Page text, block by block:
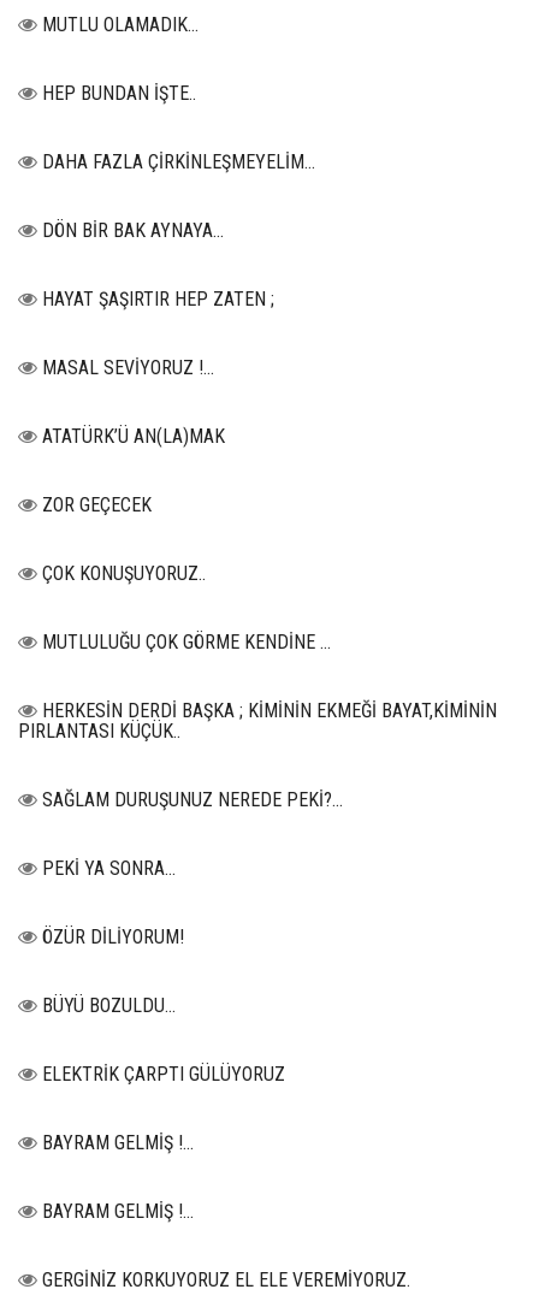
MUTLU OLAMADIK…
HEP BUNDAN İŞTE..
DAHA FAZLA ÇİRKİNLEŞMEYELİM…
DÖN BİR BAK AYNAYA...
HAYAT ŞAŞIRTIR HEP ZATEN ;
MASAL SEVİYORUZ !...
ATATÜRK’Ü AN(LA)MAK
ZOR GEÇECEK
ÇOK KONUŞUYORUZ..
MUTLULUĞU ÇOK GÖRME KENDİNE …
HERKESİN DERDİ BAŞKA ; KİMİNİN EKMEĞİ BAYAT,KİMİNİN
PIRLANTASI KÜÇÜK..
SAĞLAM DURUŞUNUZ NEREDE PEKİ?...
PEKİ YA SONRA…
ÖZÜR DİLİYORUM!
BÜYÜ BOZULDU…
ELEKTRİK ÇARPTI GÜLÜYORUZ
BAYRAM GELMİŞ !...
BAYRAM GELMİŞ !...
GERGİNİZ KORKUYORUZ EL ELE VEREMİYORUZ.